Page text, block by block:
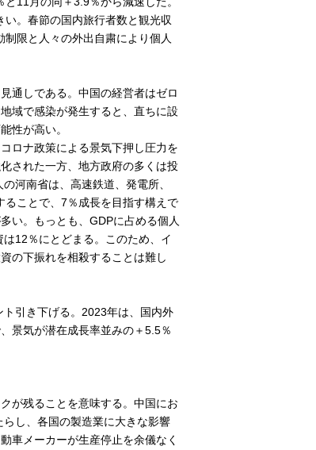
。春節の国内旅行者数と観光収
限と人々の外出自粛により個人
通しである。中国の経営者はゼロ
域で感染が発生すると、直ちに設
性が高い。
ロナ政策による景気下押し圧力を
された一方、地方政府の多くは投
河南省は、高速鉄道、発電所、
ことで、7％成長を目指す構えで
い。もっとも、GDPに占める個人
12％にとどまる。このため、イ
の下振れを相殺することは難し
引き下げる。2023年は、国内外
景気が潜在成長率並みの＋5.5％
が残ることを意味する。中国にお
し、各国の製造業に大きな影響
車メーカーが生産停止を余儀なく